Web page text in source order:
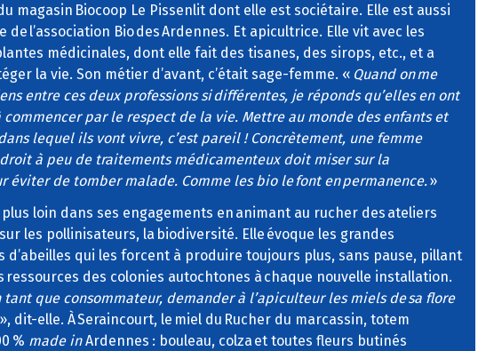
magasin Biocoop Le Pissenlit dont elle est sociétaire. Elle est aussi
l’association Bio des Ardennes. Et apicultrice. Elle vit avec les
médicinales, dont elle fait des tisanes, des sirops, etc., et a
la vie. Son métier d’avant, c’était sage-femme. « Quand on me
entre ces deux professions si différentes, je réponds qu’elles en ont
commencer par le respect de la vie. Mettre au monde des enfants et
lequel ils vont vivre, c’est pareil ! Concrètement, une femme
à peu de traitements médicamenteux doit miser sur la
éviter de tomber malade. Comme les bio le font en permanence.»
plus loin dans ses engagements en animant au rucher des ateliers
les pollinisateurs, la biodiversité. Elle évoque les grandes
d’abeilles qui les forcent à produire toujours plus, sans pause, pillant
ressources des colonies autochtones à chaque nouvelle installation.
tant que consommateur, demander à l’apiculteur les miels de sa flore
dit-elle. À Seraincourt, le miel du Rucher du marcassin, totem
% made inArdennes : bouleau, colza et toutes fleurs butinés